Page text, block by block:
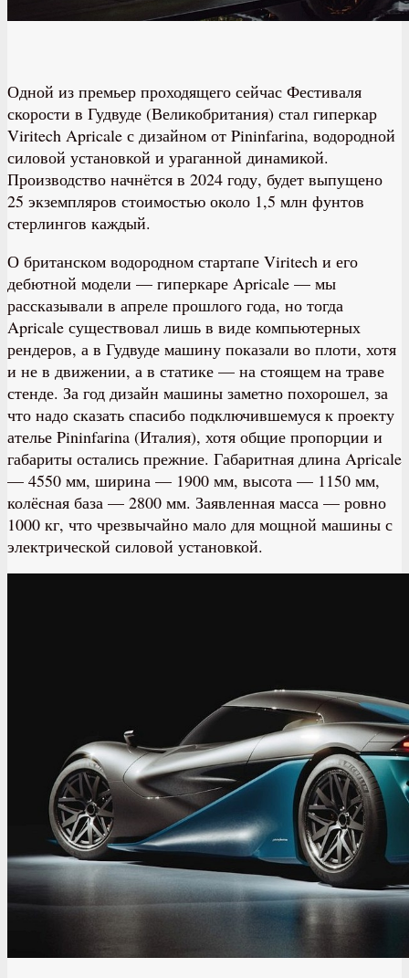
Одной из премьер проходящего сейчас Фестиваля
скорости в Гудвуде (Великобритания) стал гиперкар
Viritech Apricale с дизайном от Pininfarina, водородной
силовой установкой и ураганной динамикой.
Производство начнётся в 2024 году, будет выпущено
25 экземпляров стоимостью около 1,5 млн фунтов
стерлингов каждый.
О британском водородном стартапе Viritech и его
дебютной модели — гиперкаре Apricale — мы
рассказывали в апреле прошлого года, но тогда
Apricale существовал лишь в виде компьютерных
рендеров, а в Гудвуде машину показали во плоти, хотя
и не в движении, а в статике — на стоящем на траве
стенде. За год дизайн машины заметно похорошел, за
что надо сказать спасибо подключившемуся к проекту
ателье Pininfarina (Италия), хотя общие пропорции и
габариты остались прежние. Габаритная длина Apricale
— 4550 мм, ширина — 1900 мм, высота — 1150 мм,
колёсная база — 2800 мм. Заявленная масса — ровно
1000 кг, что чрезвычайно мало для мощной машины с
электрической силовой установкой.